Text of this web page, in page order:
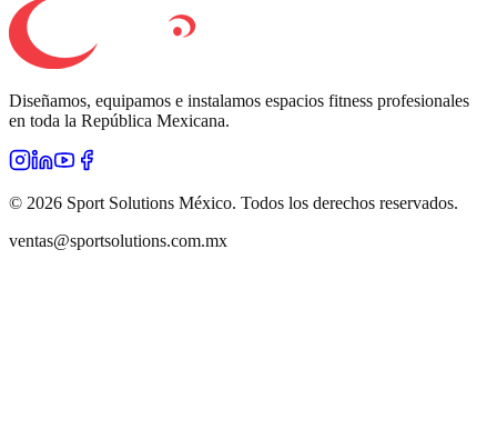
Diseñamos, equipamos e instalamos espacios fitness profesionales
en toda la República Mexicana.
© 2026 Sport Solutions México. Todos los derechos reservados.
ventas@sportsolutions.com.mx